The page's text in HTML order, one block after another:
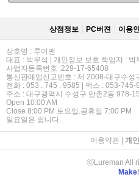
상점정보 PC버젼 이용
상호명 : 루어맨
대표 : 박무석 | 개인정보 보호 책임자 : 박
사업자등록번호 :229-17-65408
통신판매업신고번호 : 제 2008-대구수성
전화 : 053 . 745 . 9585 | 팩스 : 053-745-
주소 : 대구광역시 수성구 만촌2동 978-
Open 10:00 AM
Close 8:00 PM 토요일.공휴일 7:00 PM
일요일은 쉽니다.
이용약관| 개
ⓒLureman All
Make